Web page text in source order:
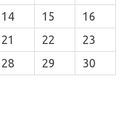
14 15
16
21 22
23
28 29 30